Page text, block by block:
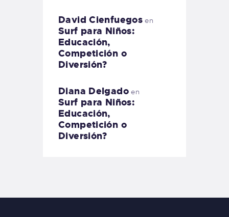
David Cienfuegos en
Surf para Niños:
Educación,
Competición o
Diversión?
Diana Delgadoen
Surf para Niños:
Educación,
Competición o
Diversión?